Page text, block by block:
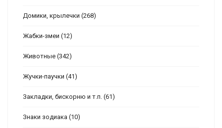
Домики, крылечки (268)
Жабки-змеи (12)
Животные (342)
Жучки-паучки (41)
Закладки, бискорню и т.п. (61)
Знаки зодиака (10)